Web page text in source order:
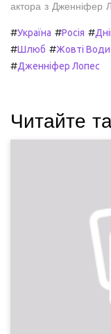
актора з Дженніфер
#Україна #Росія #
#Шлюб #Жовті Води
#Дженніфер Лопес
Читайте